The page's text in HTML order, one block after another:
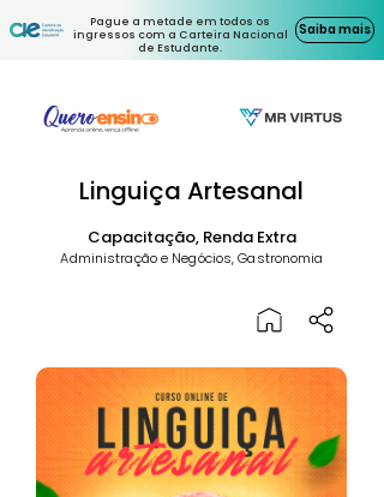
Pague a metade em todos os
ingressos com a Carteira Nacional
de Estudante.
Saiba mais
Linguiça Artesanal
Capacitação, Renda Extra
Administração e Negócios, Gastronomia